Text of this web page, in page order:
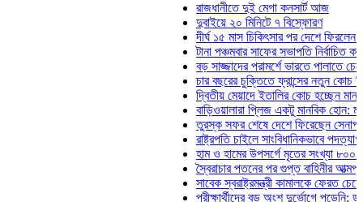
রাজধানীতে দুই মেগা কনসার্ট আজ
দুবাইয়ে ২০ মিনিটে ৭ বিস্ফোরণ
দীর্ঘ ১৫ মাস চিকিৎসার পর দেশে ফিরলেন ইলিয়াস
টানা পঞ্চমবার সাফের সভাপতি নির্বাচিত কাজী
বড় সাজ্জাদের পরামর্শে ভারতে পালাতে
চার বছরের চুক্তিতে ফ্রান্সের নতুন কোচ জিদান
দ্বিতীয় মেয়াদে ইতালির কোচ হচ্ছেন মানচিনি
বাড়িওয়ালারা প্লিজ একটু মানবিক হোন: মনিরা মিঠু
তুরস্ক সফর শেষে দেশে ফিরেছেন সেনাপ্রধান
রাষ্ট্রপতি চাইলে সাংবিধানিকভাবে পদত্যাগ করতে
হাম ও হামের উপসর্গে মৃতের সংখ্যা ৮০০ ছাড়াল
স্বৈরাচার পতনের পর গুপ্ত বাহিনীর আত্মপ্রকাশ:
সাবেক স্বরাষ্ট্রমন্ত্রী কামালকে ফেরত চেয়ে
পরীক্ষার্থীদের বড় অংশ দুর্ভোগে পড়েনি: ড. মাহ্‌দী